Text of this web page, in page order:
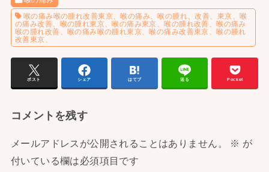
喉の痛み喉の腫れ改善東京、喉の痛み、喉の腫れ、改善、東京、喉
の痛み改善、喉の腫れ東京、喉の痛み東京、喉の腫れ改善、喉の痛み
喉の腫れ改善、喉の痛み喉の腫れ東京、喉の痛み改善東京、喉の腫れ
改善東京、
ポスト シェア はてブ 送る Pocket
コメントを残す
メールアドレスが公開されることはありません。 ※ が
付いている欄は必須項目です